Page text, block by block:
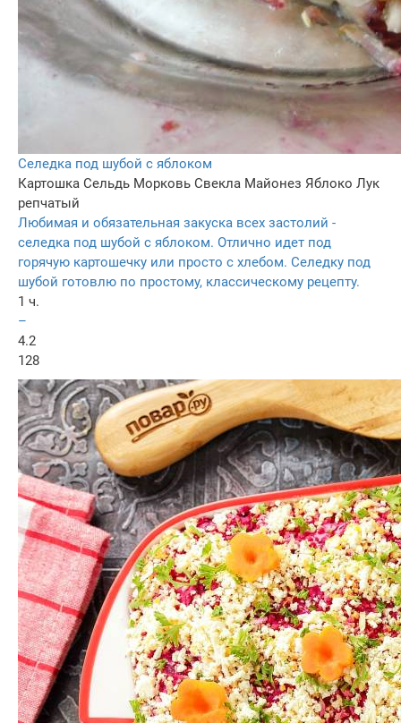
Селедка под шубой с яблоком
Картошка Сельдь Морковь Свекла Майонез Яблоко Лук
репчатый
Любимая и обязательная закуска всех застолий -
селедка под шубой с яблоком. Отлично идет под
горячую картошечку или просто с хлебом. Селедку под
шубой готовлю по простому, классическому рецепту.
1 ч.
–
4.2
128